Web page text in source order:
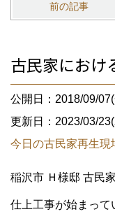
前の記事
古民家におけ
公開日：2018/09/
更新日：2023/03/
今日の古民家再生現
稲沢市 Ｈ様邸 古民
仕上工事が始まって